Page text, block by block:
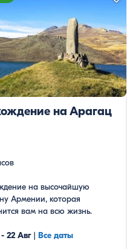
на Арагац
на высочайшую
Армении, которая
вам на всю жизнь.
22 Авг| Все даты